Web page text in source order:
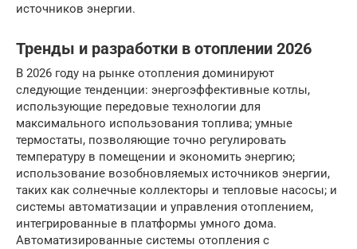
источников энергии.
Тренды и разработки в отоплении 2026
В 2026 году на рынке отопления доминируют
следующие тенденции: энергоэффективные котлы,
использующие передовые технологии для
максимального использования топлива; умные
термостаты, позволяющие точно регулировать
температуру в помещении и экономить энергию;
использование возобновляемых источников энергии,
таких как солнечные коллекторы и тепловые насосы; и
системы автоматизации и управления отоплением,
интегрированные в платформы умного дома.
Автоматизированные системы отопления с